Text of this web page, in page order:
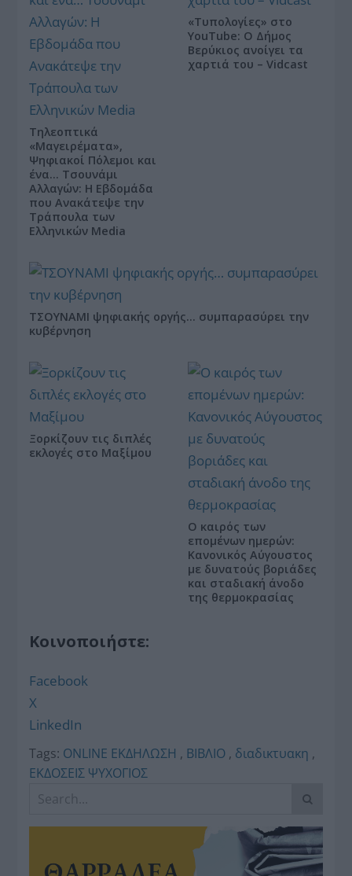
Τηλεοπτικά
«Μαγειρέματα»,
Ψηφιακοί Πόλεμοι και
ένα… Τσουνάμι
Αλλαγών: Η Εβδομάδα
που Ανακάτεψε την
Τράπουλα των
Ελληνικών Media
«Τυπολογίες» στο
YouTube: Ο Δήμος
Βερύκιος ανοίγει τα
χαρτιά του – Vidcast
ΤΣΟΥΝΑΜΙ ψηφιακής οργής… συμπαρασύρει την
κυβέρνηση
Ξορκίζουν τις διπλές
εκλογές στο Μαξίμου
Ο καιρός των
επομένων ημερών:
Κανονικός Αύγουστος
με δυνατούς βοριάδες
και σταδιακή άνοδο
της θερμοκρασίας
Κοινοποιήστε:
Facebook
X
LinkedIn
Tags: ONLINE ΕΚΔΗΛΩΣΗ , ΒΙΒΛΙΟ , διαδικτυακη ,
ΕΚΔΟΣΕΙΣ ΨΥΧΟΓΙΟΣ